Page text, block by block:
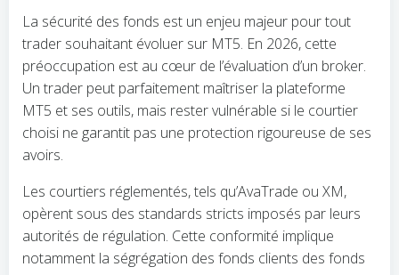
La sécurité des fonds est un enjeu majeur pour tout
trader souhaitant évoluer sur MT5. En 2026, cette
préoccupation est au cœur de l’évaluation d’un broker.
Un trader peut parfaitement maîtriser la plateforme
MT5 et ses outils, mais rester vulnérable si le courtier
choisi ne garantit pas une protection rigoureuse de ses
avoirs.
Les courtiers réglementés, tels qu’AvaTrade ou XM,
opèrent sous des standards stricts imposés par leurs
autorités de régulation. Cette conformité implique
notamment la ségrégation des fonds clients des fonds